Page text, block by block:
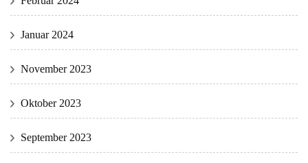
Januar 2024
November 2023
Oktober 2023
September 2023